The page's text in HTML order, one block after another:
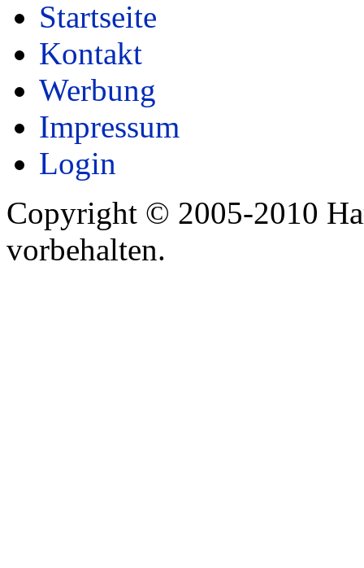
Startseite
Kontakt
Werbung
Impressum
Login
Copyright © 2005-2010
vorbehalten.